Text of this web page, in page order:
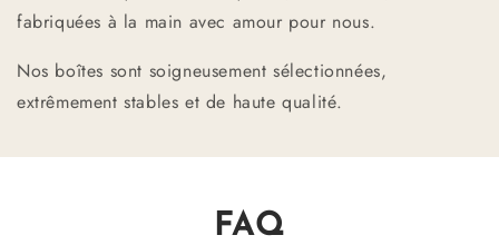
fabriquées à la main avec amour pour nous.
Nos boîtes sont soigneusement sélectionnées,
extrêmement stables et de haute qualité.
FAQ